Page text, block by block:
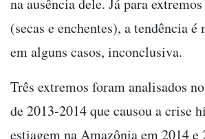
na ausência dele. Já para
(secas e enchentes), a tendência é
em alguns casos, inconclusiva.
Três extremos foram analisados
de 2013-2014 que causou a crise
estiagem na Amazônia em 2014 e